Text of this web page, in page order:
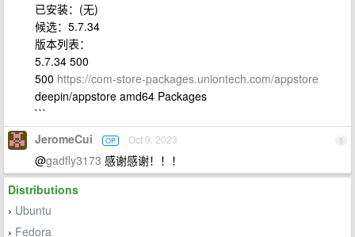
已安装：(无)
候选：5.7.34
版本列表：
5.7.34 500
500 https://com-store-packages.uniontech.com/appstore
deepin/appstore amd64 Packages
```
5
JeromeCui OP Oct 9, 2023
@gadfly3173 感谢感谢！！！
Distributions
› Ubuntu
› Fedora